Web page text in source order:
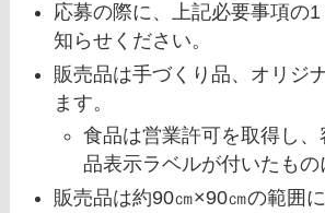
応募の際に、上記必要事項の
知らせください。
販売品は手づくり品、オリジ
ます。
食品は営業許可を取得し
品表示ラベルが付いたもの
販売品は約90㎝×90㎝の範囲